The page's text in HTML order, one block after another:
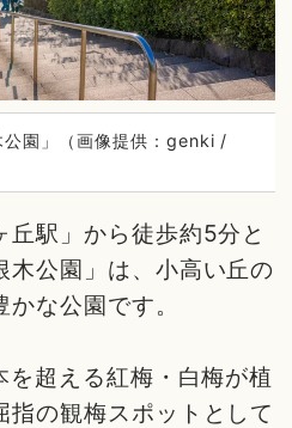
公園」（画像提供：genki /
駅」から徒歩約5分と
木公園」は、小高い丘の
な公園です。
超える紅梅・白梅が植
指の観梅スポットとして